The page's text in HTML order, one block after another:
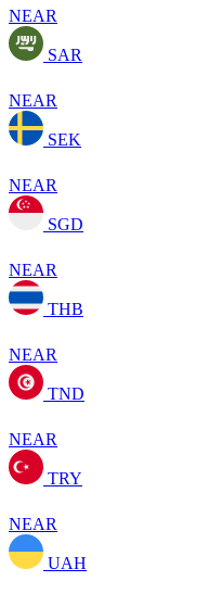
NEAR
SAR
NEAR
SEK
NEAR
SGD
NEAR
THB
NEAR
TND
NEAR
TRY
NEAR
UAH